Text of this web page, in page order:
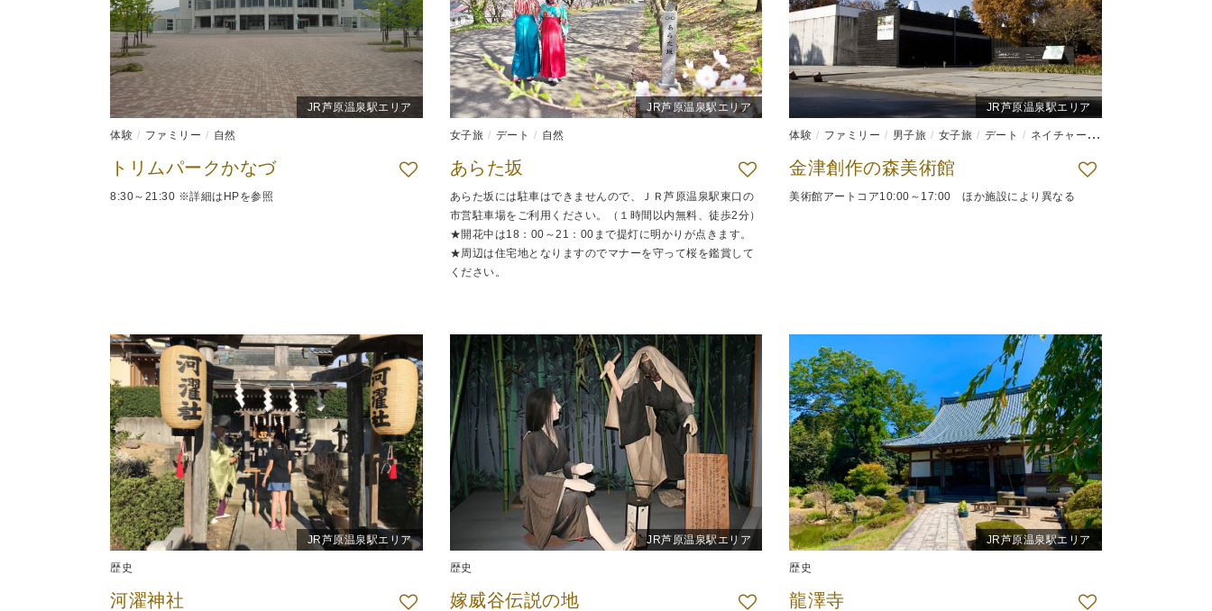
JR芦原温泉駅エリア
体験 ファミリー 自然
トリムパークかなづ
8:30～21:30 ※詳細はHPを参照
JR芦原温泉駅エリア
女子旅 デート 自然
あらた坂
あらた坂には駐車はできませんので、ＪＲ芦原温泉駅東口の
市営駐車場をご利用ください。（１時間以内無料、徒歩2分）
★開花中は18：00～21：00まで提灯に明かりが点きます。
★周辺は住宅地となりますのでマナーを守って桜を鑑賞して
ください。
JR芦原温泉駅エリア
体験 ファミリー 男子旅 女子旅 デート ネイチャー系
金津創作の森美術館
美術館アートコア10:00～17:00 ほか施設により異なる
JR芦原温泉駅エリア
歴史
河濯神社
JR芦原温泉駅エリア
歴史
嫁威谷伝説の地
JR芦原温泉駅エリア
歴史
龍澤寺